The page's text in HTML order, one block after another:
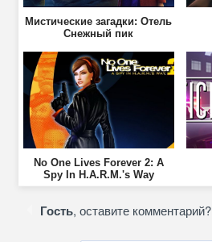
Мистические загадки: Отель
Снежный пик
No One Lives Forever 2: A
Spy In H.A.R.M.'s Way
Гость, оставите комментарий?